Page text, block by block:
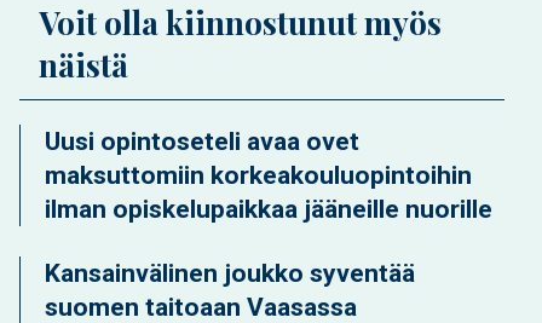
Voit olla kiinnostunut myös
näistä
Uusi opintoseteli avaa ovet
maksuttomiin korkeakouluopintoihin
ilman opiskelupaikkaa jääneille nuorille
Kansainvälinen joukko syventää
suomen taitoaan Vaasassa